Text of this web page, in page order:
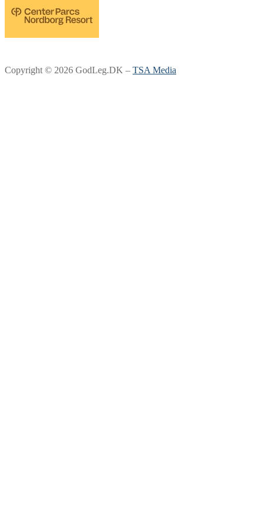
Copyright © 2026 GodLeg.DK – TSA Media